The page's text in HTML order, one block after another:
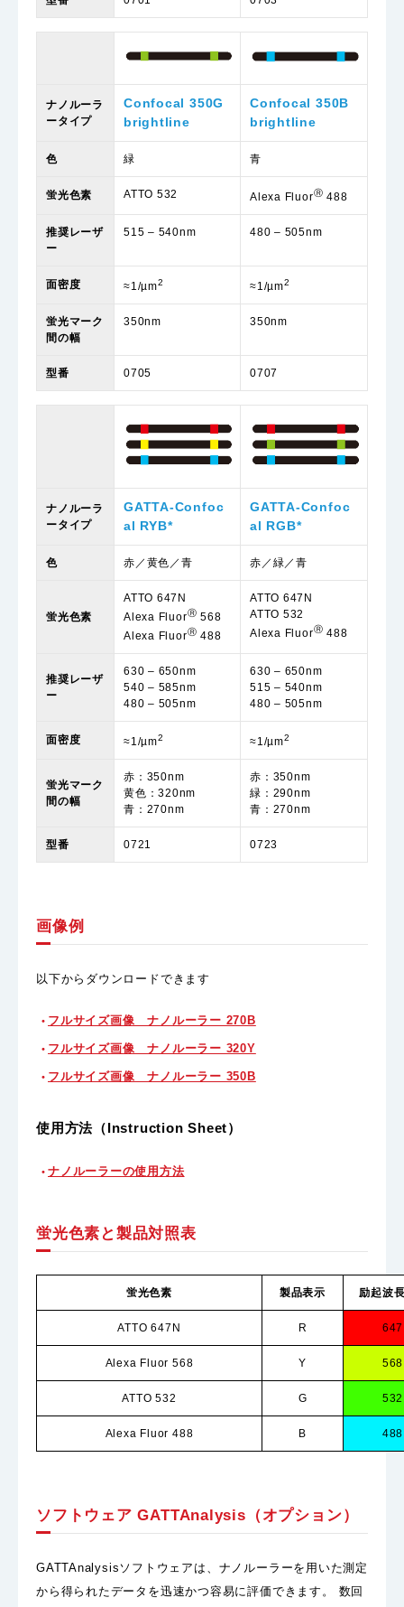
ナノルーラ
ータイプ
Confocal 350G
brightline
Confocal 350B
brightline
色 緑 青
蛍光色素 ATTO 532 Alexa FluorⓇ 488
推奨レーザ
ー
515 – 540nm 480 – 505nm
面密度 ≈1/µm2 ≈1/µm2
蛍光マーク
間の幅
350nm 350nm
型番 0705 0707
ナノルーラ
ータイプ
GATTA-Confoc
al RYB*
GATTA-Confoc
al RGB*
色 赤／黄色／青 赤／緑／青
蛍光色素
ATTO 647N
Alexa FluorⓇ 568
Alexa FluorⓇ 488
ATTO 647N
ATTO 532
Alexa FluorⓇ 488
推奨レーザ
ー
630 – 650nm
540 – 585nm
480 – 505nm
630 – 650nm
515 – 540nm
480 – 505nm
面密度 ≈1/µm2 ≈1/µm2
蛍光マーク
間の幅
赤：350nm
黄色：320nm
青：270nm
赤：350nm
緑：290nm
青：270nm
型番 0721 0723
画像例
以下からダウンロードできます
フルサイズ画像 ナノルーラー 270B
フルサイズ画像 ナノルーラー 320Y
フルサイズ画像 ナノルーラー 350B
使用方法（Instruction Sheet）
ナノルーラーの使用方法
蛍光色素と製品対照表
蛍光色素 製品表示 励起波
ATTO 647N R 647
Alexa Fluor 568 Y 568
ATTO 532 G 532
Alexa Fluor 488 B 488
ソフトウェア GATTAnalysis（オプション）
GATTAnalysisソフトウェアは、ナノルーラーを用いた測定
から得られたデータを迅速かつ容易に評価できます。 数回